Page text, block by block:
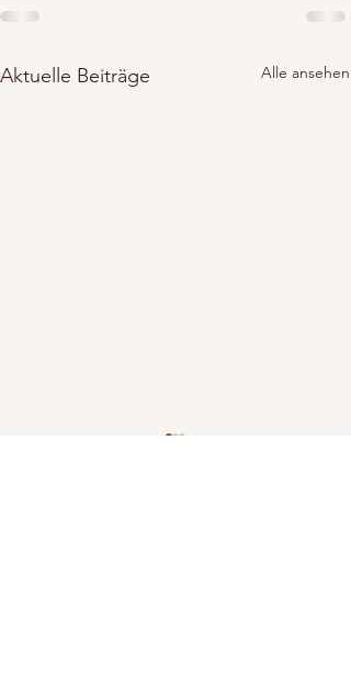
Aktuelle Beiträge Alle ansehen